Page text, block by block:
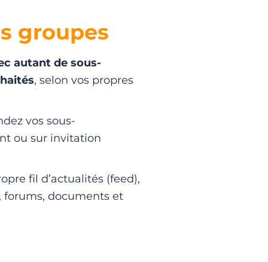
groupes
autant de sous-
, selon vos propres
vos sous-
ou sur invitation
fil d’actualités (feed),
forums, documents et